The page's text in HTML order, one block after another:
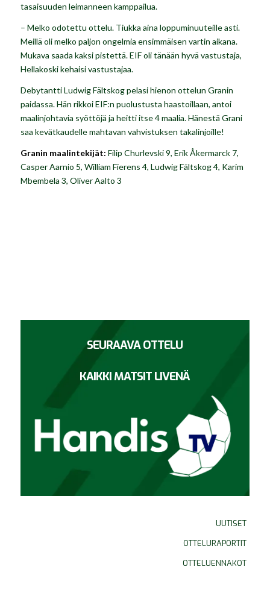
tasaisuuden leimanneen kamppailua.
– Melko odotettu ottelu. Tiukka aina loppuminuuteille asti.
Meillä oli melko paljon ongelmia ensimmäisen vartin aikana.
Mukava saada kaksi pistettä. EIF oli tänään hyvä vastustaja,
Hellakoski kehaisi vastustajaa.
Debytantti Ludwig Fältskog pelasi hienon ottelun Granin
paidassa. Hän rikkoi EIF:n puolustusta haastoillaan, antoi
maalinjohtavia syöttöjä ja heitti itse 4 maalia. Hänestä Grani
saa kevätkaudelle mahtavan vahvistuksen takalinjoille!
Granin maalintekijät: Filip Churlevski 9, Erik Åkermarck 7,
Casper Aarnio 5, William Fierens 4, Ludwig Fältskog 4, Karim
Mbembela 3, Oliver Aalto 3
SEURAAVA OTTELU
KAIKKI MATSIT LIVENÄ
UUTISET
OTTELURAPORTIT
OTTELUENNAKOT